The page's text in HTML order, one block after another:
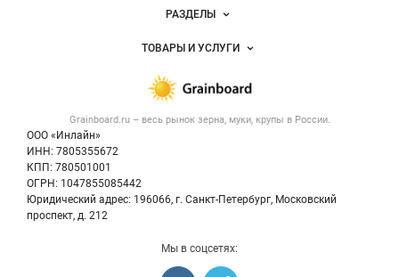
Grainboard.ru – весь рынок зерна, муки, крупы в России.
ООО «Инлайн»
ИНН: 7805355672
КПП: 780501001
ОГРН: 1047855085442
Юридический адрес: 196066, г. Санкт-Петербург, Московский
проспект, д. 212
Новости Grainboard.ru
Размещение рекламы
Публичная оферта
Контактная информация
Политика обработки персональных данных
РАЗДЕЛЫ
Объявления
Новости рынка
ТОВАРЫ И УСЛУГИ
Крупы
Мука
Мы в соцсетях: